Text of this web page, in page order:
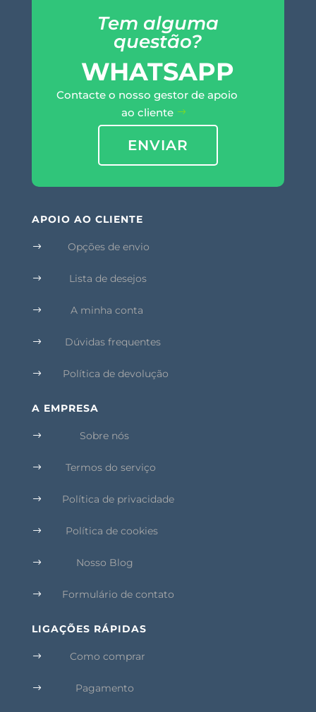
Tem alguma
questão?
WHATSAPP
Contacte o nosso gestor de apoio
ao cliente
ENVIAR
APOIO AO CLIENTE
$ Opções de envio
$ Lista de desejos
$ A minha conta
$ Dúvidas frequentes
$ Política de devolução
A EMPRESA
$ Sobre nós
$ Termos do serviço
$ Política de privacidade
$ Política de cookies
$ Nosso Blog
$ Formulário de contato
LIGAÇÕES RÁPIDAS
$ Como comprar
$ Pagamento